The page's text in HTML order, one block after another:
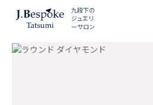
九段下の
ジュエリ
ーサロン